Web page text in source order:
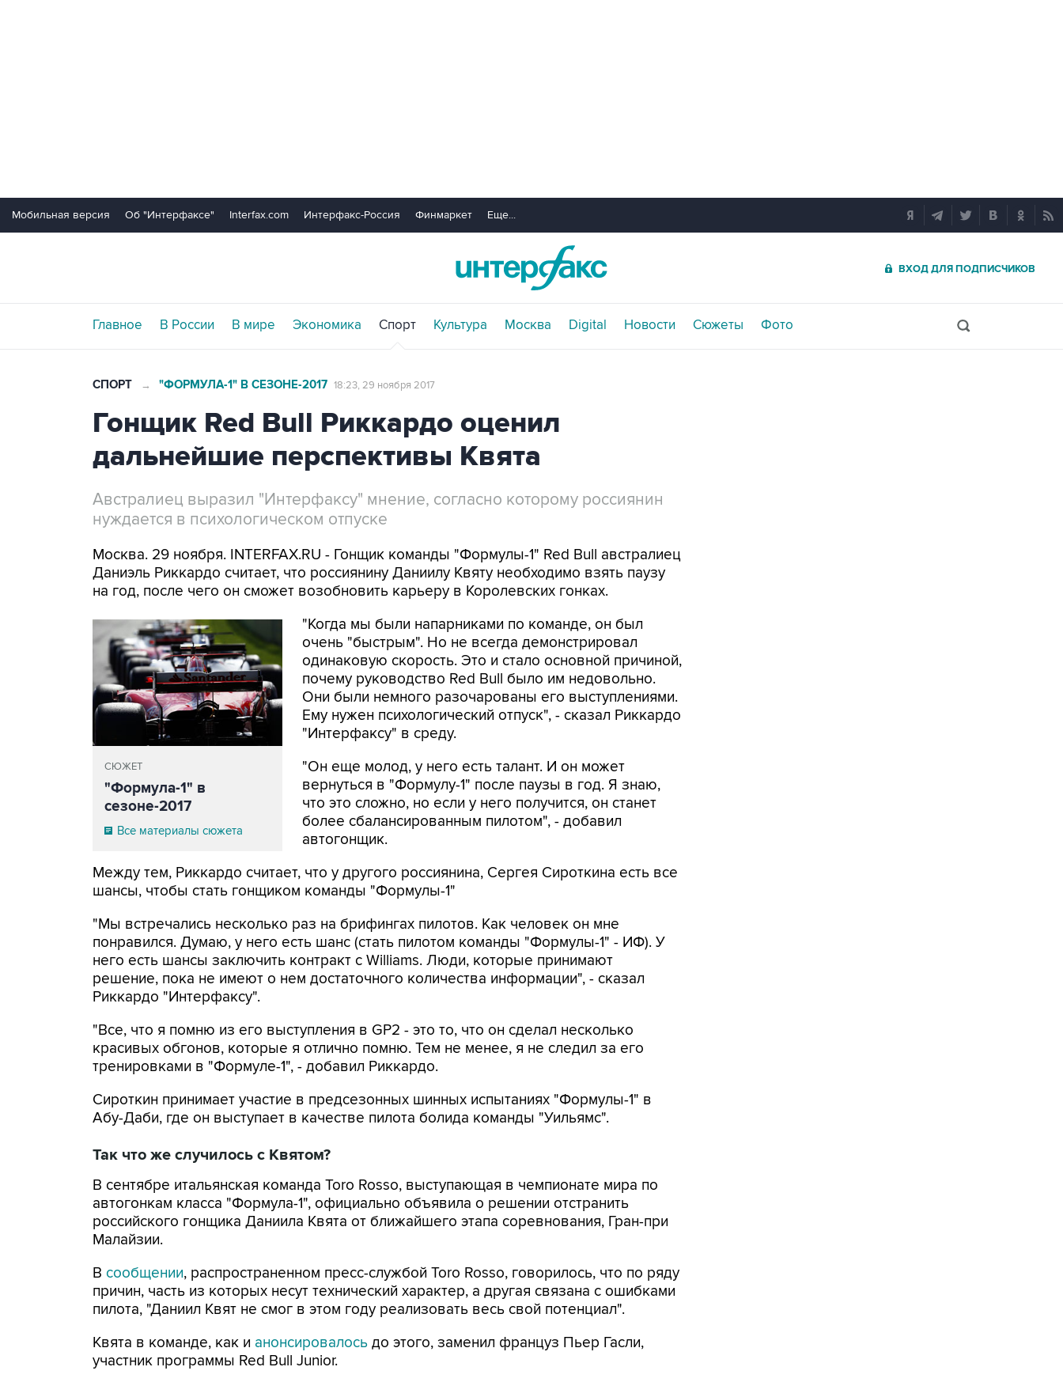
Мобильная версия Об "Интерфаксе" Interfax.com Интерфакс-Россия Финмаркет Еще...
ВХОД ДЛЯ ПОДПИСЧИКОВ
Главное В России В мире Экономика Спорт Культура Москва Digital Новости Сюжеты Фото
СПОРТ → "ФОРМУЛА-1" В СЕЗОНЕ-2017 18:23, 29 ноября 2017
Гонщик Red Bull Риккардо оценил
дальнейшие перспективы Квята
Австралиец выразил "Интерфаксу" мнение, согласно которому россиянин
нуждается в психологическом отпуске
Москва. 29 ноября. INTERFAX.RU - Гонщик команды "Формулы-1" Red Bull австралиец
Даниэль Риккардо считает, что россиянину Даниилу Квяту необходимо взять паузу
на год, после чего он сможет возобновить карьеру в Королевских гонках.
СЮЖЕТ
"Формула-1" в
сезоне-2017
Все материалы сюжета
"Когда мы были напарниками по команде, он был
очень "быстрым". Но не всегда демонстрировал
одинаковую скорость. Это и стало основной причиной,
почему руководство Red Bull было им недовольно.
Они были немного разочарованы его выступлениями.
Ему нужен психологический отпуск", - сказал Риккардо
"Интерфаксу" в среду.
"Он еще молод, у него есть талант. И он может
вернуться в "Формулу-1" после паузы в год. Я знаю,
что это сложно, но если у него получится, он станет
более сбалансированным пилотом", - добавил
автогонщик.
Между тем, Риккардо считает, что у другого россиянина, Сергея Сироткина есть все
шансы, чтобы стать гонщиком команды "Формулы-1"
"Мы встречались несколько раз на брифингах пилотов. Как человек он мне
понравился. Думаю, у него есть шанс (стать пилотом команды "Формулы-1" - ИФ). У
него есть шансы заключить контракт с Williams. Люди, которые принимают
решение, пока не имеют о нем достаточного количества информации", - сказал
Риккардо "Интерфаксу".
"Все, что я помню из его выступления в GP2 - это то, что он сделал несколько
красивых обгонов, которые я отлично помню. Тем не менее, я не следил за его
тренировками в "Формуле-1", - добавил Риккардо.
Сироткин принимает участие в предсезонных шинных испытаниях "Формулы-1" в
Абу-Даби, где он выступает в качестве пилота болида команды "Уильямс".
Так что же случилось с Квятом?
В сентябре итальянская команда Toro Rosso, выступающая в чемпионате мира по
автогонкам класса "Формула-1", официально объявила о решении отстранить
российского гонщика Даниила Квята от ближайшего этапа соревнования, Гран-при
Малайзии.
В сообщении, распространенном пресс-службой Toro Rosso, говорилось, что по ряду
причин, часть из которых несут технический характер, а другая связана с ошибками
пилота, "Даниил Квят не смог в этом году реализовать весь свой потенциал".
Квята в команде, как и анонсировалось до этого, заменил француз Пьер Гасли,
участник программы Red Bull Junior.